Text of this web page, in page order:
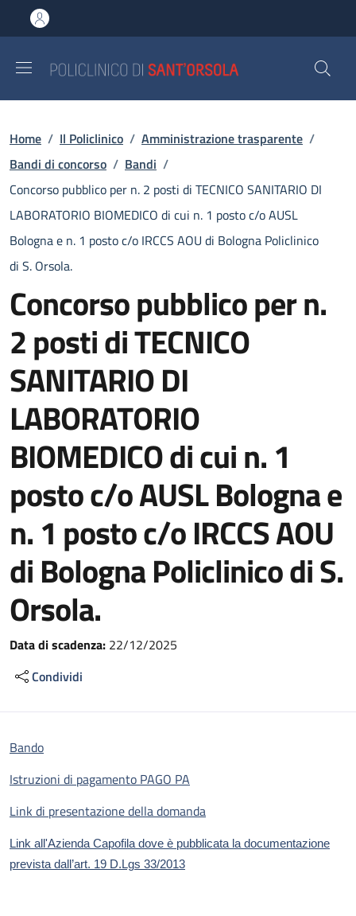
al contenuto principale
to footer content
Briciole di pane
Home / Il Policlinico / Amministrazione trasparente /
Bandi di concorso / Bandi /
Concorso pubblico per n. 2 posti di TECNICO SANITARIO DI
LABORATORIO BIOMEDICO di cui n. 1 posto c/o AUSL
Bologna e n. 1 posto c/o IRCCS AOU di Bologna Policlinico
di S. Orsola.
Concorso pubblico per n.
2 posti di TECNICO
SANITARIO DI
LABORATORIO
BIOMEDICO di cui n. 1
posto c/o AUSL Bologna e
n. 1 posto c/o IRCCS AOU
di Bologna Policlinico di S.
Orsola.
Data di scadenza: 22/12/2025
Condividi
Bando
Istruzioni di pagamento PAGO PA
Link di presentazione della domanda
Link all'Azienda Capofila dove è pubblicata la documentazione
prevista dall’art. 19 D.Lgs 33/2013